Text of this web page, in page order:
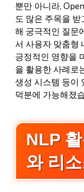
뿐만 아니라,
도 많은 주목을
해 궁극적인 질문
서 사용자 맞춤형
긍정적인 영향을
을 활용한 사례로
생성 시스템 등이
덕분에 가능해졌
NLP
와 리